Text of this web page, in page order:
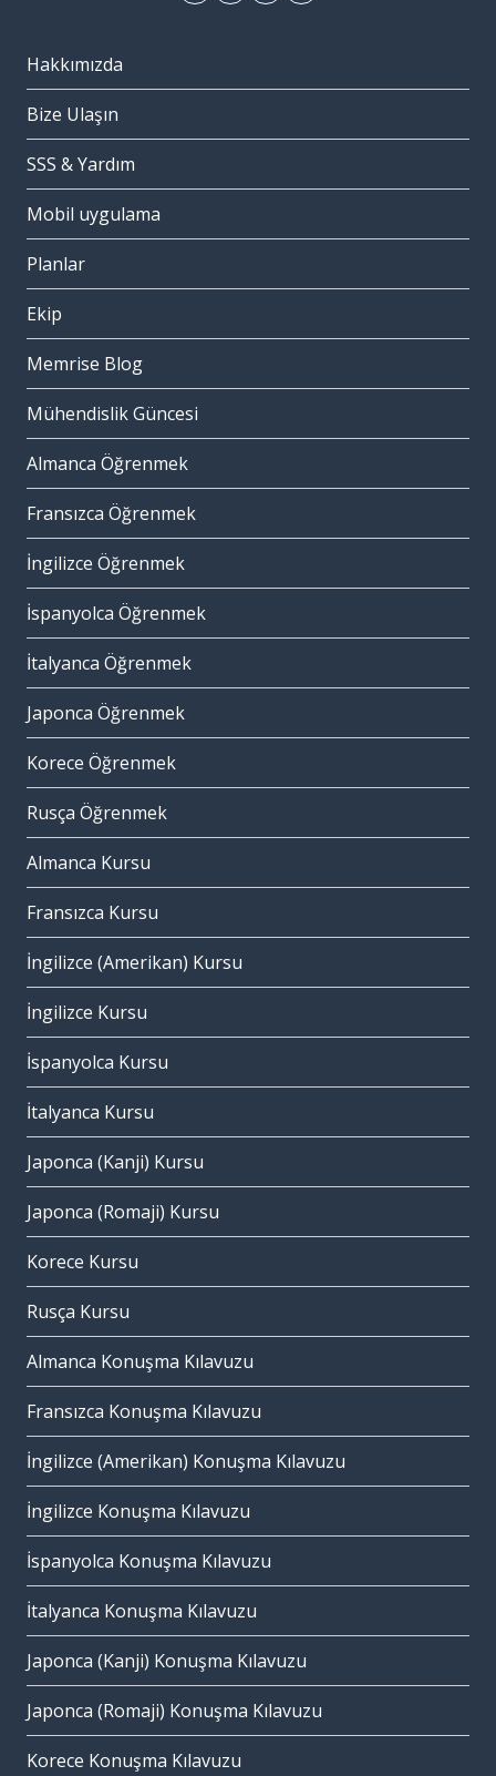
Hakkımızda
Bize Ulaşın
SSS & Yardım
Mobil uygulama
Planlar
Ekip
Memrise Blog
Mühendislik Güncesi
Almanca Öğrenmek
Fransızca Öğrenmek
İngilizce Öğrenmek
İspanyolca Öğrenmek
İtalyanca Öğrenmek
Japonca Öğrenmek
Korece Öğrenmek
Rusça Öğrenmek
Almanca Kursu
Fransızca Kursu
İngilizce (Amerikan) Kursu
İngilizce Kursu
İspanyolca Kursu
İtalyanca Kursu
Japonca (Kanji) Kursu
Japonca (Romaji) Kursu
Korece Kursu
Rusça Kursu
Almanca Konuşma Kılavuzu
Fransızca Konuşma Kılavuzu
İngilizce (Amerikan) Konuşma Kılavuzu
İngilizce Konuşma Kılavuzu
İspanyolca Konuşma Kılavuzu
İtalyanca Konuşma Kılavuzu
Japonca (Kanji) Konuşma Kılavuzu
Japonca (Romaji) Konuşma Kılavuzu
Korece Konuşma Kılavuzu